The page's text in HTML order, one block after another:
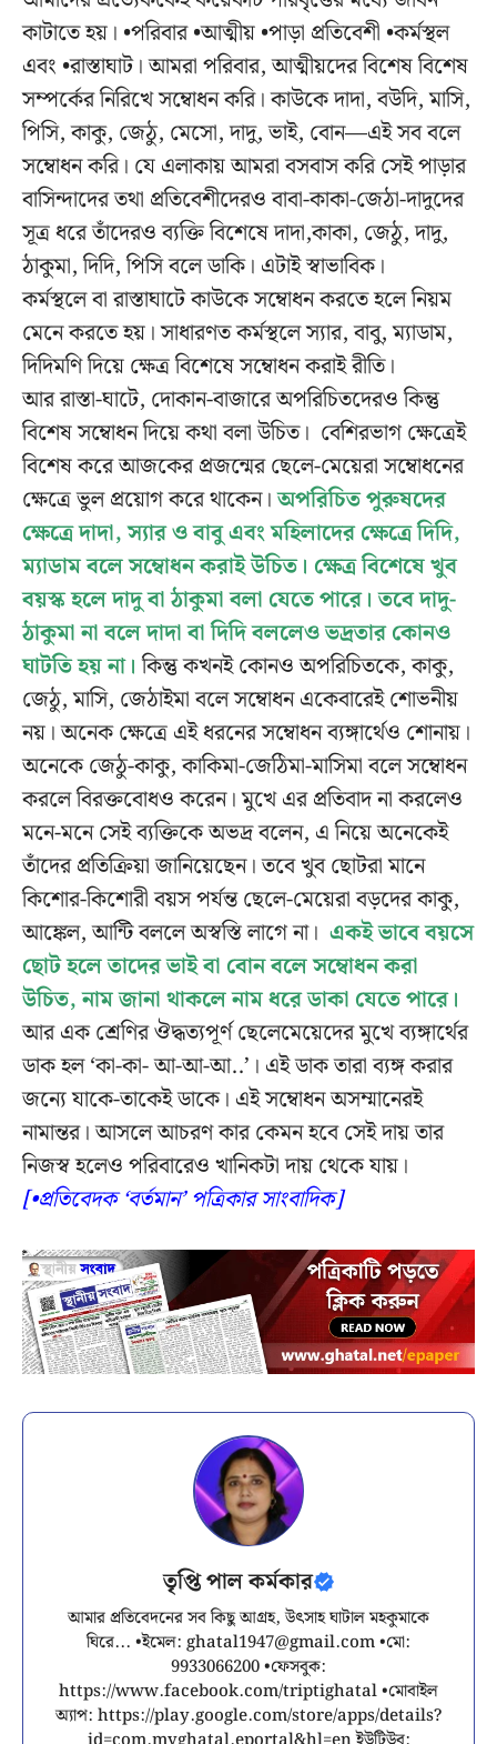
কাটাতে হয়। •পরিবার •আত্মীয় •পাড়া প্রতিবেশী •কর্মস্থল
এবং •রাস্তাঘাট। আমরা পরিবার, আত্মীয়দের বিশেষ বিশেষ
সম্পর্কের নিরিখে সম্বোধন করি। কাউকে দাদা, বউদি, মাসি,
পিসি, কাকু, জেঠু, মেসো, দাদু, ভাই, বোন—এই সব বলে
সম্বোধন করি। যে এলাকায় আমরা বসবাস করি সেই পাড়ার
বাসিন্দাদের তথা প্রতিবেশীদেরও বাবা-কাকা-জেঠা-দাদুদের
সূত্র ধরে তাঁদেরও ব্যক্তি বিশেষে দাদা,কাকা, জেঠু, দাদু,
ঠাকুমা, দিদি, পিসি বলে ডাকি। এটাই স্বাভাবিক।
কর্মস্থলে বা রাস্তাঘাটে কাউকে সম্বোধন করতে হলে নিয়ম
মেনে করতে হয়। সাধারণত কর্মস্থলে স্যার, বাবু, ম্যাডাম,
দিদিমণি দিয়ে ক্ষেত্র বিশেষে সম্বোধন করাই রীতি।
আর রাস্তা-ঘাটে, দোকান-বাজারে অপরিচিতদেরও কিন্তু
বিশেষ সম্বোধন দিয়ে কথা বলা উচিত। বেশিরভাগ ক্ষেত্রেই
বিশেষ করে আজকের প্রজন্মের ছেলে-মেয়েরা সম্বোধনের
ক্ষেত্রে ভুল প্রয়োগ করে থাকেন।অপরিচিত পুরুষদের
ক্ষেত্রে দাদা, স্যার ও বাবু এবং মহিলাদের ক্ষেত্রে দিদি,
ম্যাডাম বলে সম্বোধন করাই উচিত। ক্ষেত্র বিশেষে খুব
বয়স্ক হলে দাদু বা ঠাকুমা বলা যেতে পারে। তবে দাদু-
ঠাকুমা না বলে দাদা বা দিদি বললেও ভদ্রতার কোনও
ঘাটতি হয় না।কিন্তু কখনই কোনও অপরিচিতকে, কাকু,
জেঠু, মাসি, জেঠাইমা বলে সম্বোধন একেবারেই শোভনীয়
নয়। অনেক ক্ষেত্রে এই ধরনের সম্বোধন ব্যঙ্গার্থেও শোনায়।
অনেকে জেঠু-কাকু, কাকিমা-জেঠিমা-মাসিমা বলে সম্বোধন
করলে বিরক্তবোধও করেন। মুখে এর প্রতিবাদ না করলেও
মনে-মনে সেই ব্যক্তিকে অভদ্র বলেন, এ নিয়ে অনেকেই
তাঁদের প্রতিক্রিয়া জানিয়েছেন। তবে খুব ছোটরা মানে
কিশোর-কিশোরী বয়স পর্যন্ত ছেলে-মেয়েরা বড়দের কাকু,
আঙ্কেল, আন্টি বললে অস্বস্তি লাগে না। একই ভাবে বয়সে
ছোট হলে তাদের ভাই বা বোন বলে সম্বোধন করা
উচিত, নাম জানা থাকলে নাম ধরে ডাকা যেতে পারে।
আর এক শ্রেণির ঔদ্ধত্যপূর্ণ ছেলেমেয়েদের মুখে ব্যঙ্গার্থের
ডাক হল ‘কা-কা- আ-আ-আ..’। এই ডাক তারা ব্যঙ্গ করার
জন্যে যাকে-তাকেই ডাকে। এই সম্বোধন অসম্মানেরই
নামান্তর। আসলেআচরণ কার কেমন হবে সেই দায় তার
নিজস্ব হলেও পরিবারেও খানিকটা দায় থেকে যায়।
[•প্রতিবেদক ‘বর্তমান’ পত্রিকার সাংবাদিক]
তৃপ্তি পাল কর্মকার
আমার প্রতিবেদনের সব কিছু আগ্রহ, উৎসাহ ঘাটাল মহকুমাকে
ঘিরে... •ইমেল: ghatal1947@gmail.com•মো:
9933066200 •ফেসবুক:
https://www.facebook.com/triptighatal •মোবাইল
অ্যাপ: https://play.google.com/store/apps/details?